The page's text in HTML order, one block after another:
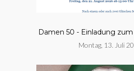
Damen 50 - Einladung
Montag, 13. Juli